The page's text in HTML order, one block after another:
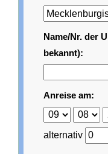
Name/Nr. der
bekannt):
Anreise am:
alternativ